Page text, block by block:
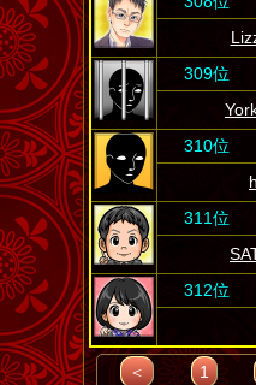
309位
310位
311位
312位
＜ 1